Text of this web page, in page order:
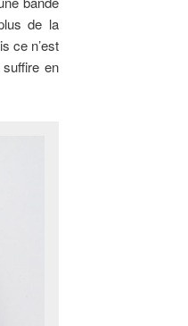
de la
ce n’est
en